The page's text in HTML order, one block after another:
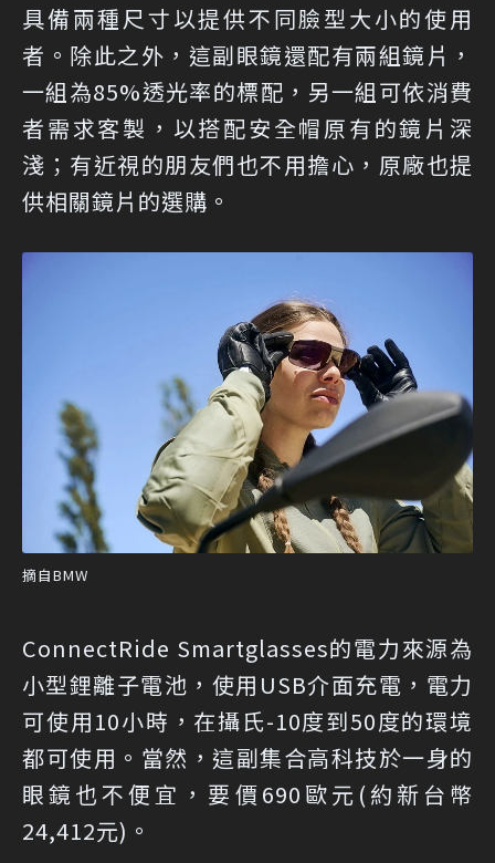
具備兩種尺寸以提供不同臉型大小的使用
者。除此之外，這副眼鏡還配有兩組鏡片，
一組為85%透光率的標配，另一組可依消費
者需求客製，以搭配安全帽原有的鏡片深
淺；有近視的朋友們也不用擔心，原廠也提
供相關鏡片的選購。
摘自BMW
ConnectRide Smartglasses的電力來源為
小型鋰離子電池，使用USB介面充電，電力
可使用10小時，在攝氏-10度到50度的環境
都可使用。當然，這副集合高科技於一身的
眼鏡也不便宜，要價690歐元(約新台幣
24,412元)。